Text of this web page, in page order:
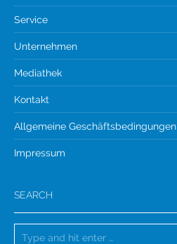
Service
Unternehmen
Mediathek
Kontakt
Allgemeine Geschäftsbedingungen
Impressum
SEARCH